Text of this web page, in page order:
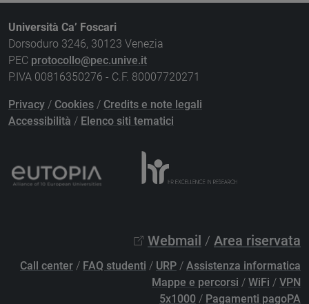
Università Ca’ Foscari
Dorsoduro 3246, 30123 Venezia
PEC protocollo@pec.unive.it
P.IVA 00816350276 - C.F. 80007720271
Privacy / Cookies / Credits e note legali
Accessibilità / Elenco siti tematici
Webmail / Area riservata
Call center / FAQ studenti / URP / Assistenza informatica
Mappe e percorsi / WiFi / VPN
5x1000 / Pagamenti pagoPA